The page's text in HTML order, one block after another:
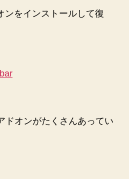
ンをインストールして復
ドオンがたくさんあってい